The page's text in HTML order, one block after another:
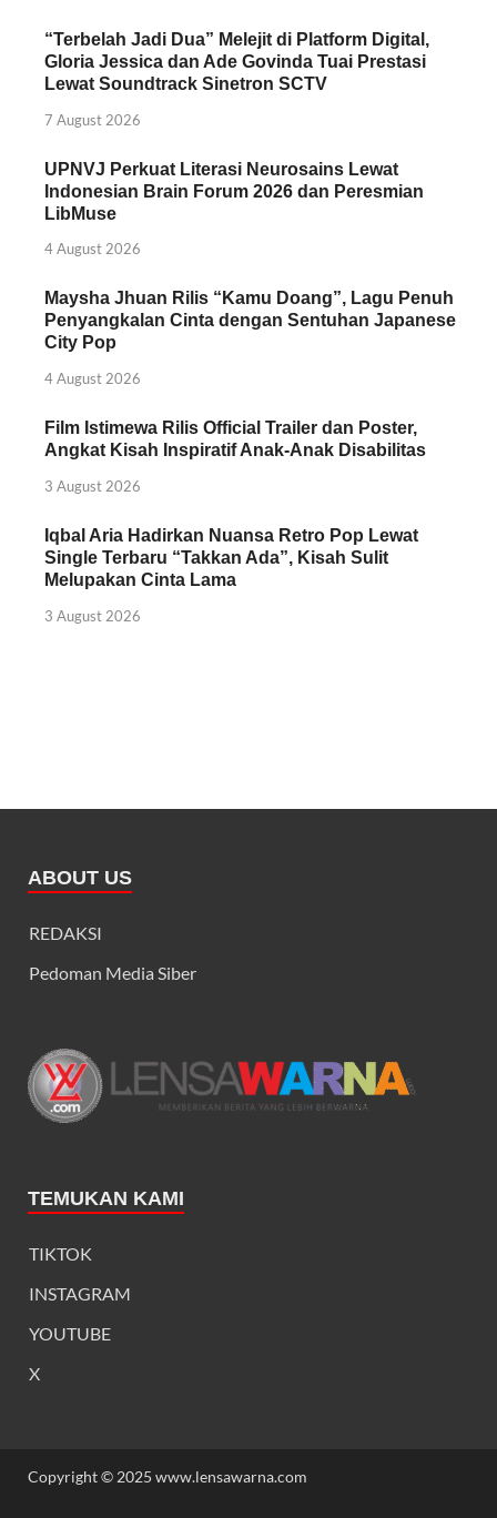
“Terbelah Jadi Dua” Melejit di Platform Digital,
Gloria Jessica dan Ade Govinda Tuai Prestasi
Lewat Soundtrack Sinetron SCTV
7 August 2026
UPNVJ Perkuat Literasi Neurosains Lewat
Indonesian Brain Forum 2026 dan Peresmian
LibMuse
4 August 2026
Maysha Jhuan Rilis “Kamu Doang”, Lagu Penuh
Penyangkalan Cinta dengan Sentuhan Japanese
City Pop
4 August 2026
Film Istimewa Rilis Official Trailer dan Poster,
Angkat Kisah Inspiratif Anak-Anak Disabilitas
3 August 2026
Iqbal Aria Hadirkan Nuansa Retro Pop Lewat
Single Terbaru “Takkan Ada”, Kisah Sulit
Melupakan Cinta Lama
3 August 2026
ABOUT US
REDAKSI
Pedoman Media Siber
TEMUKAN KAMI
TIKTOK
INSTAGRAM
YOUTUBE
X
Copyright © 2025 www.lensawarna.com